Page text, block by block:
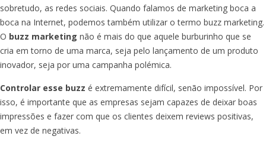
sobretudo, as redes sociais. Quando falamos de marketing boca a
boca na Internet, podemos também utilizar o termo buzz marketing.
O buzz marketing não é mais do que aquele burburinho que se
cria em torno de uma marca, seja pelo lançamento de um produto
inovador, seja por uma campanha polémica.
Controlar esse buzz é extremamente difícil, senão impossível. Por
isso, é importante que as empresas sejam capazes de deixar boas
impressões e fazer com que os clientes deixem reviews positivas,
em vez de negativas.